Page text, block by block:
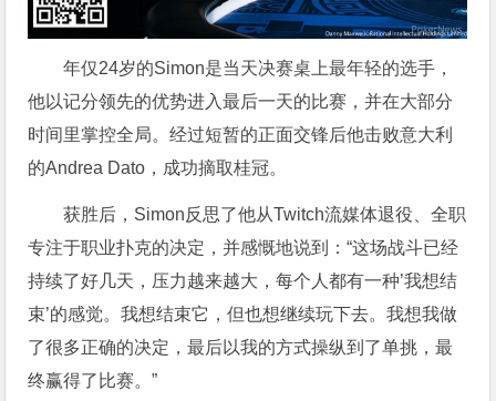
年仅24岁的Simon是当天决赛桌上最年轻的选手，
他以记分领先的优势进入最后一天的比赛，并在大部分
时间里掌控全局。经过短暂的正面交锋后他击败意大利
的Andrea Dato，成功摘取桂冠。
获胜后，Simon反思了他从Twitch流媒体退役、全职
专注于职业扑克的决定，并感慨地说到：“这场战斗已经
持续了好几天，压力越来越大，每个人都有一种’我想结
束’的感觉。我想结束它，但也想继续玩下去。我想我做
了很多正确的决定，最后以我的方式操纵到了单挑，最
终赢得了比赛。”